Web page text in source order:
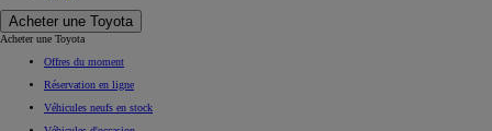
Acheter une Toyota
Acheter une Toyota
Offres du moment
Réservation en ligne
Véhicules neufs en stock